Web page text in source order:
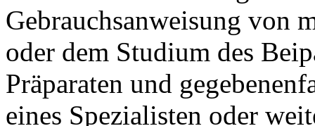
Gebrauchsanweisung von
oder dem Studium des
Präparaten und
eines Spezialisten oder